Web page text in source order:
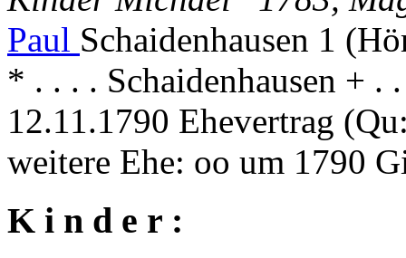
Paul Schaidenhausen 1
* . . . . Schaidenhausen + .
12.11.1790 Ehevertrag
weitere Ehe: oo um 1790
K i n d e r :